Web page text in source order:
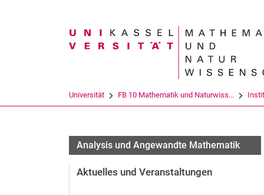
Suchbegriff
Universität FB 10 Mathematik und Naturwiss...
Analysis und Angewandte Mathematik
Aktuelles und Veranstaltungen